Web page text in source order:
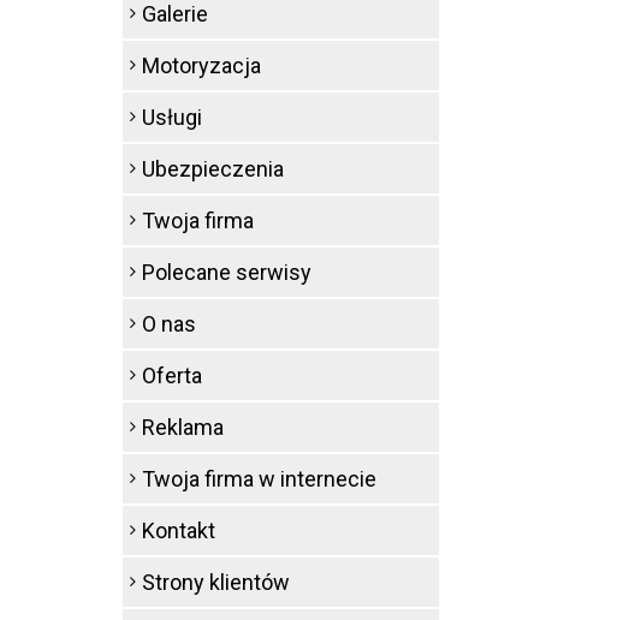
Galerie
Motoryzacja
Usługi
Ubezpieczenia
Twoja firma
Polecane serwisy
O nas
Oferta
Reklama
Twoja firma w internecie
Kontakt
Strony klientów